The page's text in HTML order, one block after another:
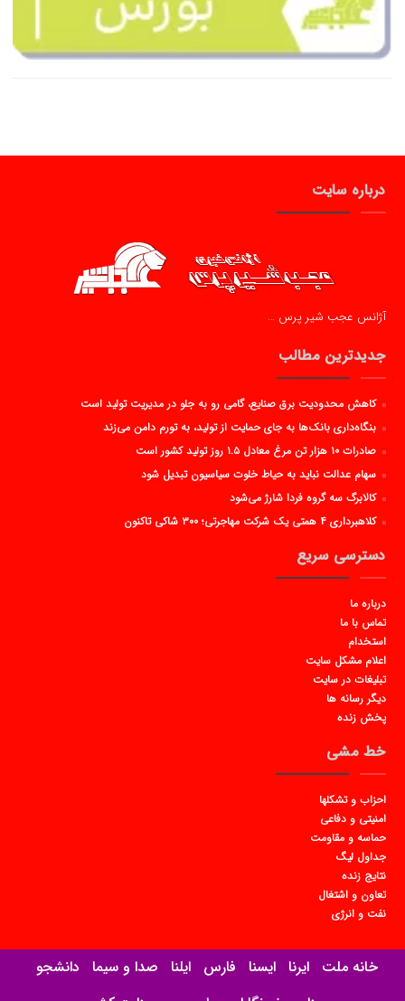
درباره سایت
آژانس عجب شیر پرس …
جدیدترین مطالب
کاهش محدودیت برق صنایع، گامی رو به جلو در مدیریت تولید است
بنگاه‌داری بانک‌ها به جای حمایت از تولید، به تورم دامن می‌زند
صادرات ۱۰ هزار تن مرغ معادل ۱.۵ روز تولید کشور است
سهام عدالت نباید به حیاط خلوت سیاسیون تبدیل شود
کالابرگ سه گروه فردا شارژ می‌شود
کلاهبرداری ۴ همتی یک شرکت مهاجرتی؛ ۳۰۰ شاکی تاکنون
دسترسی سریع
درباره ما
تماس با ما
استخدام
اعلام مشکل سایت
تبلیغات در سایت
دیگر رسانه ها
پخش زنده
خط مشی
احزاب و تشکلها
امنیتی و دفاعی
حماسه و مقاومت
جداول لیگ
نتایج زنده
تعاون و اشتغال
نفت و انرژی
خانه ملت ایرنا ایسنا فارس ایلنا صدا و سیما دانشجو